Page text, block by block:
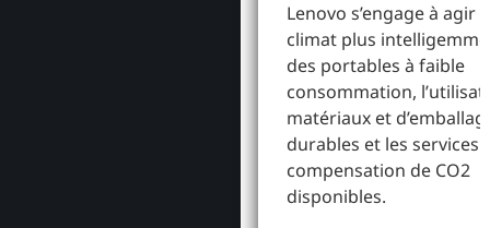
Lenovo s’engage à agir
climat plus
des portables à faible
consommation,
matériaux et
durables et les services
compensation de CO2
disponibles.